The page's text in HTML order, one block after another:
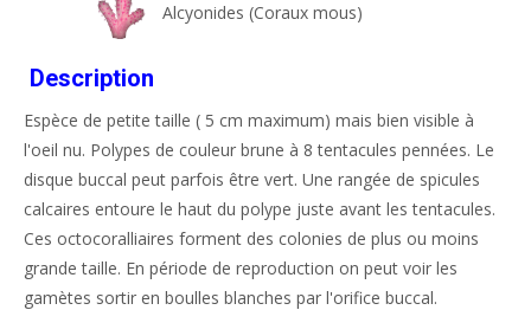
Alcyonides (Coraux mous)
Description
Espèce de petite taille ( 5 cm maximum) mais bien visible à
l'oeil nu. Polypes de couleur brune à 8 tentacules pennées. Le
disque buccal peut parfois être vert. Une rangée de spicules
calcaires entoure le haut du polype juste avant les tentacules.
Ces octocoralliaires forment des colonies de plus ou moins
grande taille. En période de reproduction on peut voir les
gamètes sortir en boulles blanches par l'orifice buccal.